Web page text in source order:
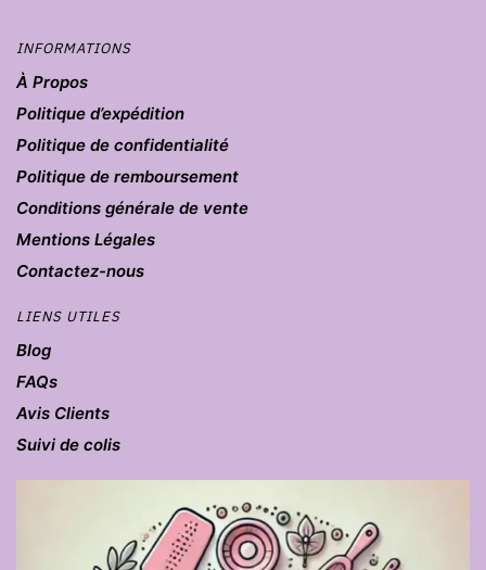
INFORMATIONS
À Propos
Politique d’expédition
Politique de confidentialité
Politique de remboursement
Conditions générale de vente
Mentions Légales
Contactez-nous
LIENS UTILES
Blog
FAQs
Avis Clients
Suivi de colis